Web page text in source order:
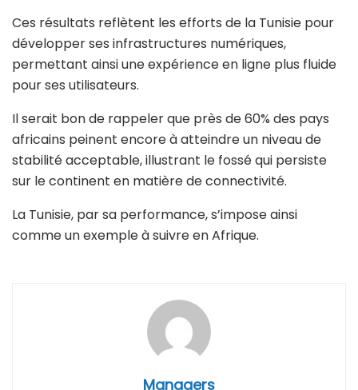
Ces résultats reflètent les efforts de la Tunisie pour
développer ses infrastructures numériques,
permettant ainsi une expérience en ligne plus fluide
pour ses utilisateurs.
Il serait bon de rappeler que près de 60% des pays
africains peinent encore à atteindre un niveau de
stabilité acceptable, illustrant le fossé qui persiste
sur le continent en matière de connectivité.
La Tunisie, par sa performance, s’impose ainsi
comme un exemple à suivre en Afrique.
Managers